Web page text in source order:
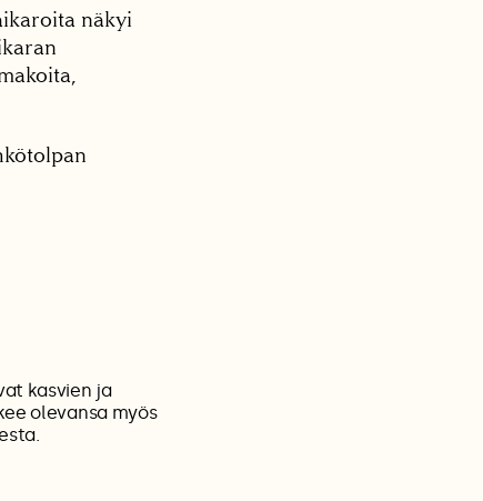
näkyi
kasvien ja
olevansa myös